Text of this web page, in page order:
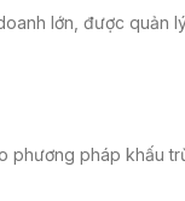
lớn, được quản
phương pháp khấu